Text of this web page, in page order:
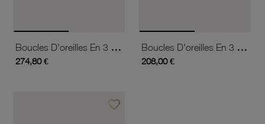
Boucles D'oreilles En 3 Ors
274,80 €
Boucles D'oreilles En 3 Ors
208,00 €
favorite_borderAjouter à vos favoris